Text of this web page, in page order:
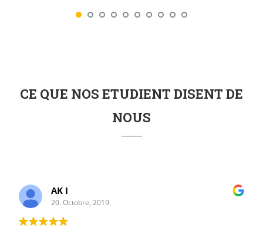
CE QUE NOS ETUDIENT DISENT DE
NOUS
AK I
20. Octobre, 2019.